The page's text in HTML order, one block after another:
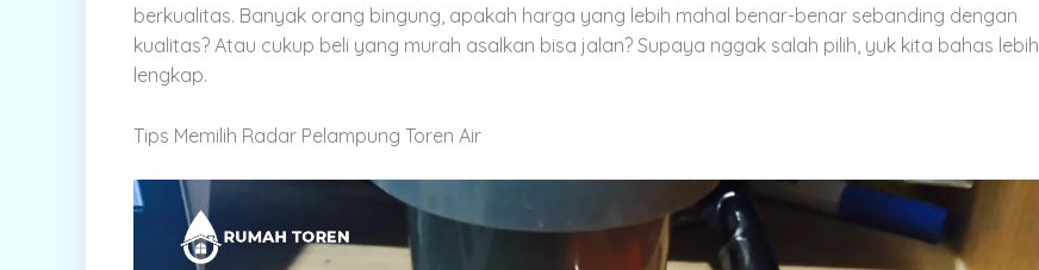
berkualitas. Banyak orang bingung, apakah harga yang lebih mahal benar-benar sebanding dengan
kualitas? Atau cukup beli yang murah asalkan bisa jalan? Supaya nggak salah pilih, yuk kita bahas lebih
lengkap.
Tips Memilih Radar Pelampung Toren Air